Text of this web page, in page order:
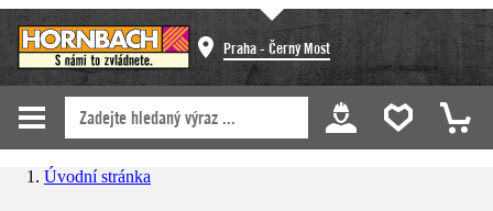
Praha - Černý Most
Úvodní stránka